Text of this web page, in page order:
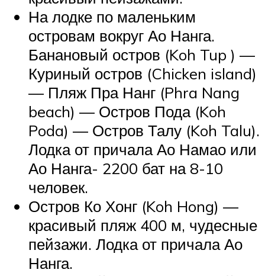
На лодке по маленьким
островам вокруг Ао Нанга.
Банановый остров (Koh Tup ) —
Куриный остров (Chicken island)
— Пляж Пра Нанг (Phra Nang
beach) — Остров Пода (Koh
Poda) — Остров Талу (Koh Talu).
Лодка от причала Ао Намао или
Ао Нанга- 2200 бат на 8-10
человек.
Остров Ко Хонг (Koh Hong) —
красивый пляж 400 м, чудесные
пейзажи. Лодка от причала Ао
Нанга.